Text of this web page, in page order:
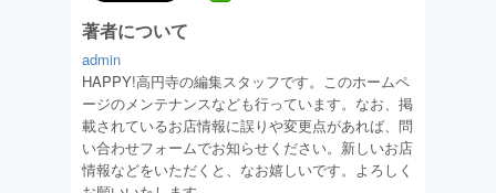
著者について
admin
HAPPY!高円寺の編集スタッフです。このホームペ
ージのメンテナンスなども行っています。なお、掲
載されているお店情報に誤りや変更点があれば、問
い合わせフォームでお知らせください。新しいお店
情報などをいただくと、なお嬉しいです。よろしく